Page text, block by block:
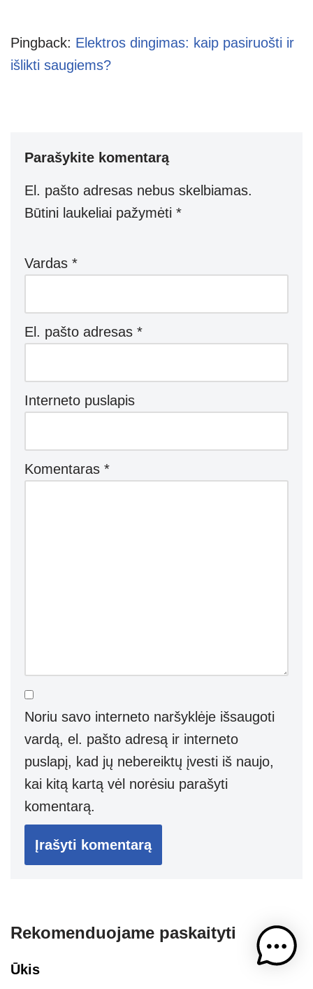
Pingback: Elektros dingimas: kaip pasiruošti ir
išlikti saugiems?
Parašykite komentarą
El. pašto adresas nebus skelbiamas.
Būtini laukeliai pažymėti *
Vardas *
El. pašto adresas *
Interneto puslapis
Komentaras *
Noriu savo interneto naršyklėje išsaugoti
vardą, el. pašto adresą ir interneto
puslapį, kad jų nebereiktų įvesti iš naujo,
kai kitą kartą vėl norėsiu parašyti
komentarą.
Rekomenduojame paskaityti
Ūkis